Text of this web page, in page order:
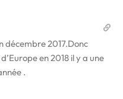
décembre 2017.Donc
en 2018 il y a une
.